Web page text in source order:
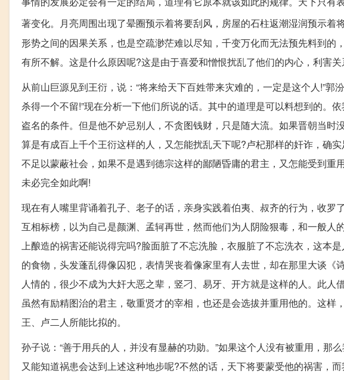
著变化。月亮周围出现了晕圈预示着将要刮风，房屋的石柱返潮湿润预示着
形势之间的因果关系，也是空疏渺茫难以尽知，千变万化而无法预先料到
有所不解。这是什么原因呢?这是由于喜爱和憎恨扰乱了他们的内心，利害
从前山巨源见到王衍，说：“将来给天下百姓带来灾难的，一定是这个人!”
杀得一个不留!”现在分析一下他们所说的话。其中的道理是可以料想到的。
盗名的条件。但是他不妒忌别人，不贪图钱财，只是随大流。如果晋朝当
算是有成百上千个王衍这样的人，又怎能扰乱天下呢?卢杞那样的奸诈，确
不足以蒙蔽社会，如果不是遇到德宗这样的鄙陋昏庸的君主，又怎能受到
未必完全如此啊!
现在有人嘴里背诵着孔子、老子的话，亲身实践着伯夷、叔齐的行为，收罗
互相标榜，以为自己是颜渊、孟轲再世，然而他们为人阴险狠毒，和一般
上酿造的祸害还能说得完吗?脸面脏了不忘洗脸，衣服脏了不忘洗衣，这本
的食物，头发蓬乱得像囚犯，表情哭丧着像家里有人去世，却在那里大谈
人情的，很少不成为大奸大恶之辈，竖刁、易牙、开方就是这样的人。此人
虽然有励精图治的君主，敬重贤才的宰相，也还是会选拔并重用他的。这样
王、卢二人所能比拟的。
孙子说：“善于用兵的人，并没有显赫的功勋。”如果这个人没有被重用，那
又能知道祸患会达到上述这种地步呢?不然的话，天下将要蒙受他的祸害，